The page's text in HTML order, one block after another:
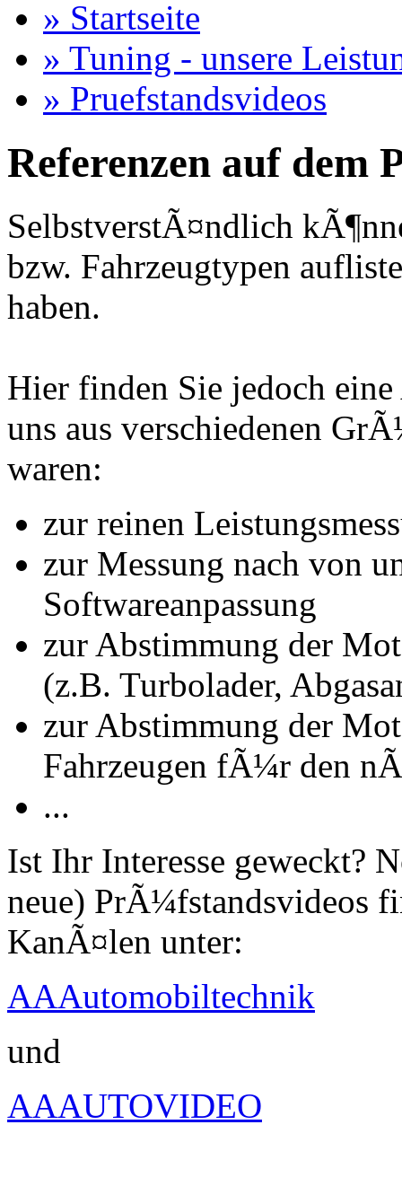
» Startseite
» Tuning - unsere
» Pruefstandsvideos
Referenzen auf dem
SelbstverstÃ¤ndlich
bzw. Fahrzeugtypen
haben.
Hier finden Sie jedoch
uns aus verschiedenen
waren:
zur reinen
zur Messung nach von
Softwareanpassung
zur Abstimmung der
(z.B. Turbolader,
zur Abstimmung der
Fahrzeugen fÃ¼r den
...
Ist Ihr Interesse geweckt?
neue) PrÃ¼fstandsvideos
KanÃ¤len unter:
AAAutomobiltechnik
und
AAAUTOVIDEO